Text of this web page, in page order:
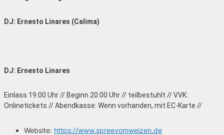
DJ: Ernesto Linares (Calima)
DJ: Ernesto Linares
Einlass 19.00 Uhr // Beginn 20:00 Uhr // teilbestuhlt // VVK:
Onlinetickets // Abendkasse: Wenn vorhanden, mit EC-Karte //
Website: https://www.spreevomweizen.de